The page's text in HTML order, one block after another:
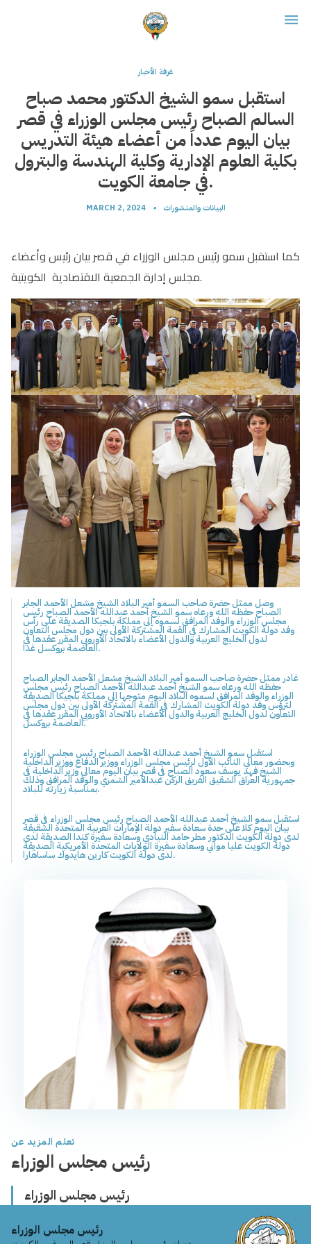
غرفة الأخبار
استقبل سمو الشيخ الدكتور محمد صباح
السالم الصباح رئيس مجلس الوزراء في قصر
بيان اليوم عدداً من أعضاء هيئة التدريس
بكلية العلوم الإدارية وكلية الهندسة والبترول
في جامعة الكويت.
MARCH 2, 2024 • البيانات والمنشورات
كما استقبل سمو رئيس مجلس الوزراء في قصر بيان رئيس وأعضاء
مجلس إدارة الجمعية الاقتصادية الكويتية.
وصل ممثل حضرة صاحب السمو أمير البلاد الشيخ مشعل الأحمد الجابر
الصباح حفظه الله ورعاه سمو الشيخ أحمد عبدالله الأحمد الصباح رئيس
مجلس الوزراء والوفد المرافق لسموه إلى مملكة بلجيكا الصديقة على رأس
وفد دولة الكويت المشارك في القمة المشتركة الأولى بين دول مجلس التعاون
لدول الخليج العربية والدول الأعضاء بالاتحاد الأوروبي المقرر عقدها في
العاصمة بروكسل غدا.
غادر ممثل حضرة صاحب السمو أمير البلاد الشيخ مشعل الأحمد الجابر الصباح
حفظه الله ورعاه سمو الشيخ أحمد عبدالله الأحمد الصباح رئيس مجلس
الوزراء والوفد المرافق لسموه البلاد اليوم متوجها إلى مملكة بلجيكا الصديقة
لترؤس وفد دولة الكويت المشارك في القمة المشتركة الأولى بين دول مجلس
التعاون لدول الخليج العربية والدول الأعضاء بالاتحاد الأوروبي المقرر عقدها في
العاصمة بروكسل.
استقبل سمو الشيخ أحمد عبدالله الأحمد الصباح رئيس مجلس الوزراء
وبحضور معالي النائب الأول لرئيس مجلس الوزراء ووزير الدفاع ووزير الداخلية
الشيخ فهد يوسف سعود الصباح في قصر بيان اليوم معالي وزير الداخلية في
جمهورية العراق الشقيق الفريق الركن عبدالأمير الشمري والوفد المرافق وذلك
بمناسبة زيارته للبلاد.
استقبل سمو الشيخ أحمد عبدالله الأحمد الصباح رئيس مجلس الوزراء في قصر
بيان اليوم كلا على حدة سعادة سفير دولة الإمارات العربية المتحدة الشقيقة
لدى دولة الكويت الدكتور مطر حامد النيادي وسعادة سفيرة كندا الصديقة لدى
دولة الكويت عليا مواني وسعادة سفيرة الولايات المتحدة الأمريكية الصديقة
لدى دولة الكويت كارين هايدوك ساساهارا.
تعلم المزيد عن
رئيس مجلس الوزراء
رئيس مجلس الوزراء
رئيس مجلس الوزراء